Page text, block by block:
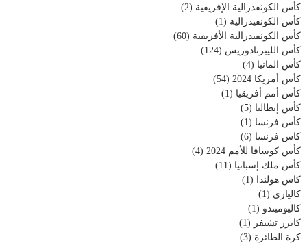
كأس الكونفدرالية الإفريقية (2)
كأس الكونفيدرالية (1)
كأس الكونفيدرالية الأفريقية (60)
كأس الليبرتادوريس (124)
كأس المانيا (4)
كأس أمريكا 2024
(54)
كأس أمم أفريقيا (1)
كأس إيطاليا (5)
كأس فرنسا (1)
كاس فرنسا (6)
كأس كوسافا للأمم 2024
(4)
كأس ملك إسبانيا (11)
كاس هولندا (1)
كالياري (1)
كاليوميندو (1)
كايزر تشيفز (1)
كرة الطائرة (3)